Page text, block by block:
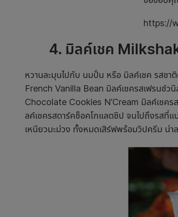
https://
4. มิลค์เชค
หวานละมุนไปกับ นมปั่น หรือ มิลค์เชค รสชา
French Vanilla Bean มิลค์เชครสเฟรนช์ว
Chocolate Cookies N’Cream มิลค์เชค
ลค์เชครสดาร์คช็อคโกแลตชิป จนไปถึงรสที่
เหนียวมะม่วง ทั้งหมดเสิร์ฟพร้อมวิปครีม น่า